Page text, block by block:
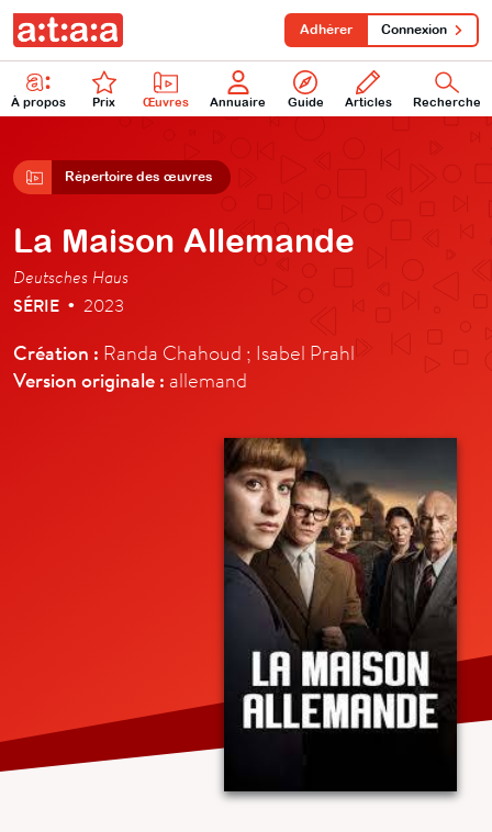
À propos Prix Œuvres Annuaire Guide Articles Recherche
Adhérer Connexion
Répertoire des œuvres
La Maison Allemande
Deutsches Haus
SÉRIE • 2023
Création : Randa Chahoud ; Isabel Prahl
Version originale : allemand